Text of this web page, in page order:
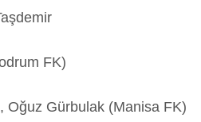
FK)
Oğuz Gürbulak (Manisa FK)